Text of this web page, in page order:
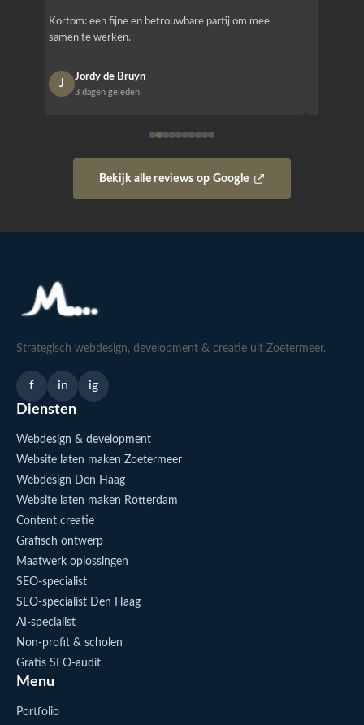
Kortom: een fijne en betrouwbare partij om mee
samen te werken.
J
Jordy de Bruyn
3 dagen geleden
Bekijk alle reviews op Google
Strategisch webdesign, development & creatie uit Zoetermeer.
f in ig
Diensten
Webdesign & development
Website laten maken Zoetermeer
Webdesign Den Haag
Website laten maken Rotterdam
Content creatie
Grafisch ontwerp
Maatwerk oplossingen
SEO-specialist
SEO-specialist Den Haag
AI-specialist
Non-profit & scholen
Gratis SEO-audit
Menu
Portfolio